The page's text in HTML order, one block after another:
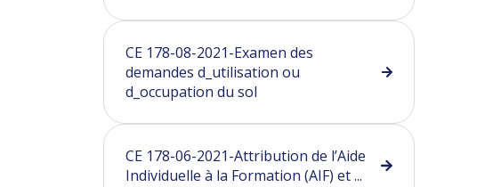
CE 178-08-2021-Examen des
demandes d_utilisation ou
d_occupation du sol
CE 178-06-2021-Attribution de l’Aide
Individuelle à la Formation (AIF) et ...